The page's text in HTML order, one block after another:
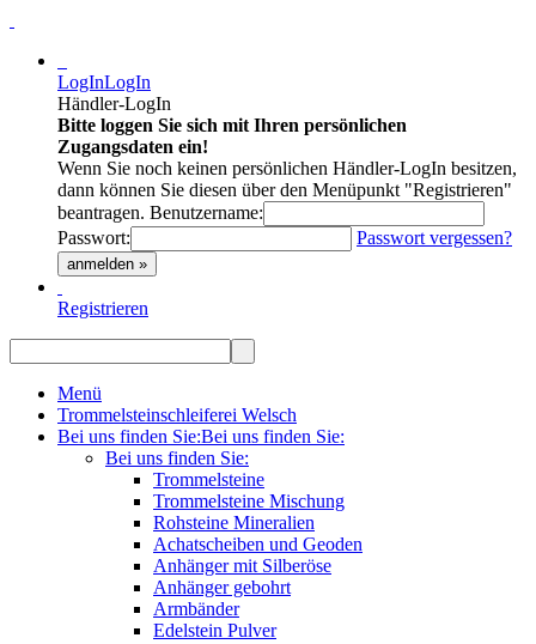
LogInLogIn
Händler-LogIn
Bitte loggen Sie sich mit Ihren persönlichen
Zugangsdaten ein!
Wenn Sie noch keinen persönlichen Händler-LogIn besitzen,
dann können Sie diesen über den Menüpunkt "Registrieren"
beantragen. Benutzername:
Passwort:
Passwort vergessen?
anmelden »
Registrieren
Menü
Trommelsteinschleiferei Welsch
Bei uns finden Sie:Bei uns finden Sie:
Bei uns finden Sie:
Trommelsteine
Trommelsteine Mischung
Rohsteine Mineralien
Achatscheiben und Geoden
Anhänger mit Silberöse
Anhänger gebohrt
Armbänder
Edelstein Pulver